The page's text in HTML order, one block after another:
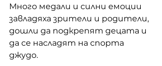
Много медали и силни емоции
завладяха зрители и родители,
дошли да подкрепят децата и
да се насладят на спорта
джудо.